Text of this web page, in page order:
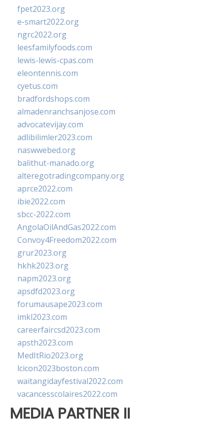
fpet2023.org
e-smart2022.org
ngrc2022.org
leesfamilyfoods.com
lewis-lewis-cpas.com
eleontennis.com
cyetus.com
bradfordshops.com
almadenranchsanjose.com
advocatevijay.com
adlibilimler2023.com
naswwebed.org
balithut-manado.org
alteregotradingcompany.org
aprce2022.com
ibie2022.com
sbcc-2022.com
AngolaOilAndGas2022.com
Convoy4Freedom2022.com
grur2023.org
hkhk2023.org
napm2023.org
apsdfd2023.org
forumausape2023.com
imkl2023.com
careerfaircsd2023.com
apsth2023.com
MedItRio2023.org
lcicon2023boston.com
waitangidayfestival2022.com
vacancesscolaires2022.com
MEDIA PARTNER II